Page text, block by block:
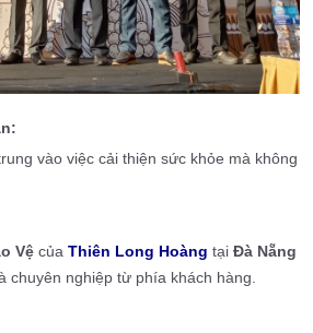
vào việc cải thiện sức khỏe mà không
Vệ của Thiên Long Hoàng tại Đà Nẵng
chuyên nghiệp từ phía khách hàng.